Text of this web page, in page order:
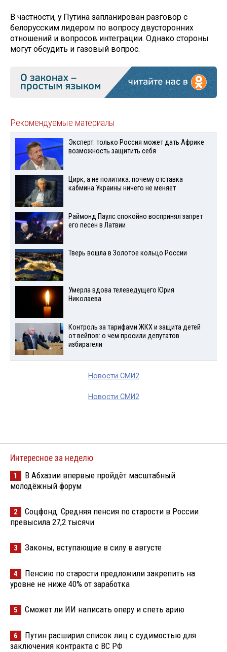
В частности, у Путина запланирован разговор с
белорусским лидером по вопросу двусторонних
отношений и вопросов интеграции. Однако стороны
могут обсудить и газовый вопрос.
Рекомендуемые материалы
Эксперт: только Россия может дать Африке
возможность защитить себя
Цирк, а не политика: почему отставка
кабмина Украины ничего не меняет
Раймонд Паулс спокойно воспринял запрет
его песен в Латвии
Тверь вошла в Золотое кольцо России
Умерла вдова телеведущего Юрия
Николаева
Контроль за тарифами ЖКХ и защита детей
от вейпов: о чем просили депутатов
избиратели
Новости СМИ2
Новости СМИ2
Интересное за неделю
1
В Абхазии впервые пройдёт масштабный
молодёжный форум
2
Соцфонд: Средняя пенсия по старости в России
превысила 27,2 тысячи
3 Законы, вступающие в силу в августе
4
Пенсию по старости предложили закрепить на
уровне не ниже 40% от заработка
5 Сможет ли ИИ написать оперу и спеть арию
6
Путин расширил список лиц с судимостью для
заключения контракта с ВС РФ